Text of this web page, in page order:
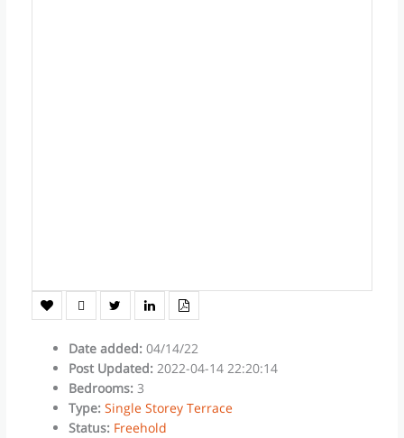
Date added: 04/14/22
Post Updated: 2022-04-14 22:20:14
Bedrooms: 3
Type: Single Storey Terrace
Status: Freehold